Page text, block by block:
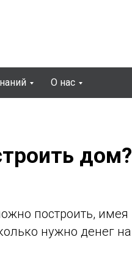
О нас
дом?
построить, имея
нужно денег на